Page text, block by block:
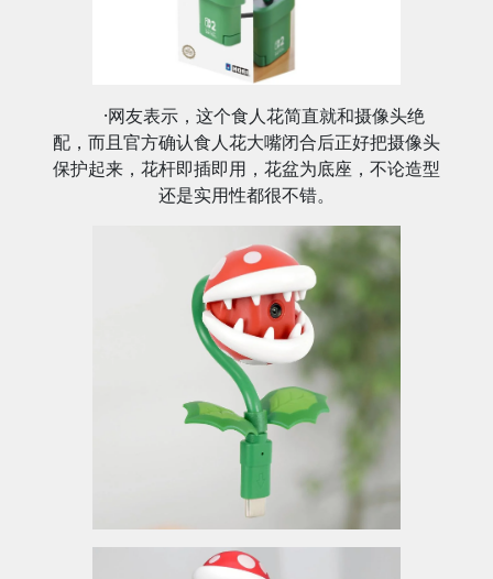
·网友表示，这个食人花简直就和摄像头绝
配，而且官方确认食人花大嘴闭合后正好把摄像头
保护起来，花杆即插即用，花盆为底座，不论造型
还是实用性都很不错。